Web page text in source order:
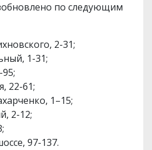
по следующим
2-31;
1-31;
22-61;
1–15;
2-12;
97-137.